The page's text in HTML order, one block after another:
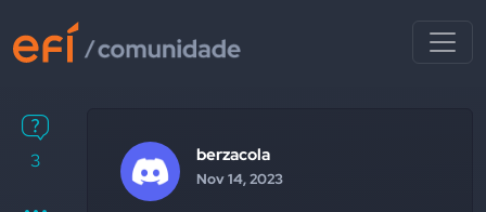
3 berzacola
Nov 14, 2023